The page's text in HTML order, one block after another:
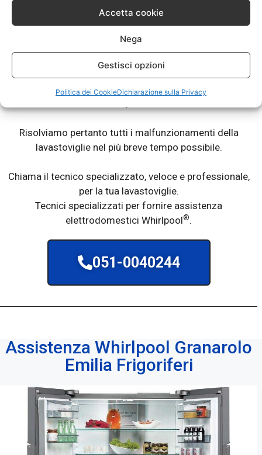
Accetta cookie
Nega
Gestisci opzioni
Politica dei CookieDichiarazione sulla Privacy
La tua lavastoviglie Whirlpool® ti da dei problemi? Non lava
specializzati nel campo riparazione e assistenza
lavastoviglie di marca Whirlpool
Chiama e prenota un tecnico specializzato di Elettrodom
Service, per riparazione o assistenza sulla tua lavastoviglie
Risolviamo pertanto tutti i malfunzionamenti della
lavastoviglie nel più breve tempo possibile.
Chiama il tecnico specializzato, veloce e professionale,
per la tua lavastoviglie.
Tecnici specializzati per fornire assistenza
elettrodomestici Whirlpool®.
051-0040244
Assistenza Whirlpool Granarolo
Emilia Frigoriferi